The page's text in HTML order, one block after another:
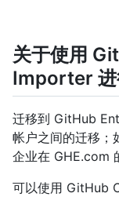
关于使用
Importer 进
迁移到 GitHub
帐户之间的迁移；
企业在 GHE.com
可以使用 GitHub